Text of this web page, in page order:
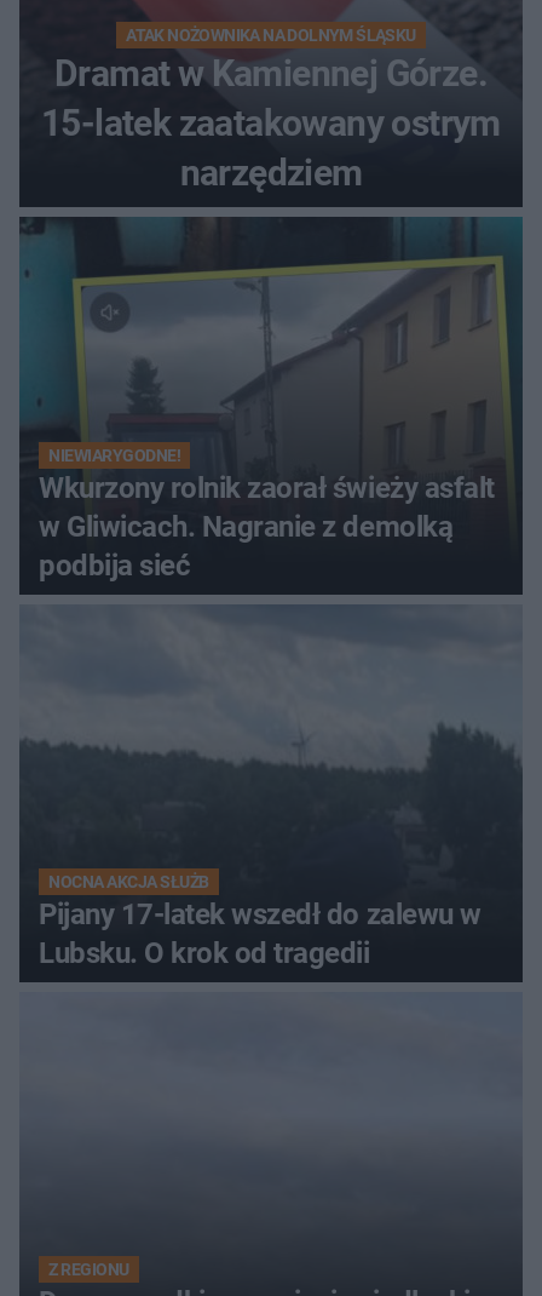
ATAK NOŻOWNIKA NA DOLNYM ŚLĄSKU
Dramat w Kamiennej Górze.
15-latek zaatakowany ostrym
narzędziem
NIEWIARYGODNE!
Wkurzony rolnik zaorał świeży asfalt
w Gliwicach. Nagranie z demolką
podbija sieć
NOCNA AKCJA SŁUŻB
Pijany 17-latek wszedł do zalewu w
Lubsku. O krok od tragedii
Z REGIONU